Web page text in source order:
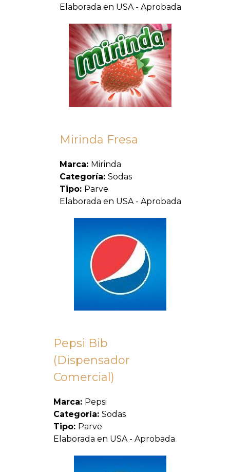
Elaborada en USA - Aprobada
Mirinda Fresa
Marca: Mirinda
Categoría: Sodas
Tipo: Parve
Elaborada en USA - Aprobada
Pepsi Bib
(Dispensador
Comercial)
Marca: Pepsi
Categoría: Sodas
Tipo: Parve
Elaborada en USA - Aprobada